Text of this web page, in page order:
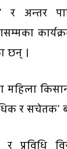
र अन्तर
छन् ।
महिला
र सचेतक’
प्रविधि